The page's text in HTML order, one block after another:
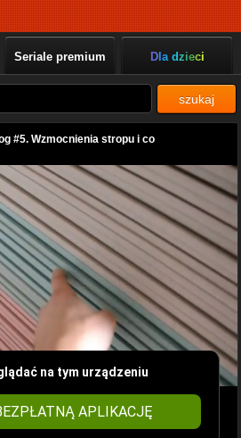
Seriale premium Dla dzieci
szukaj
#5. Wzmocnienia stropu i co
na tym urządzeniu
APLIKACJĘ